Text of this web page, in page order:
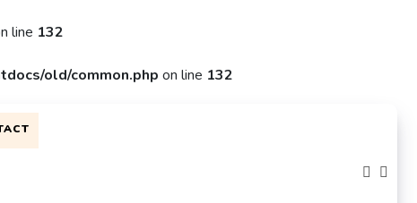
line 132
old/common.php on line 132